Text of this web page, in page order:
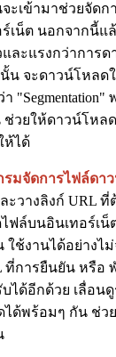
ะเข้ามาช่วยจัด
เน็ต นอกจากนี้แ
ละแรงกว่าการ
น จะดาวน์โหลด
วยให้ดาวน์โหลด
ห้ได้
รมจัดการไฟล์ดา
ะวางลิงก์ URL
ล์บนอินเทอร์เน็
ใช้งานได้อย่างไ
ที่การยืนยัน หรือ
ได้อีกด้วย เลื่อน
ด้พร้อมๆ กัน ช่ว